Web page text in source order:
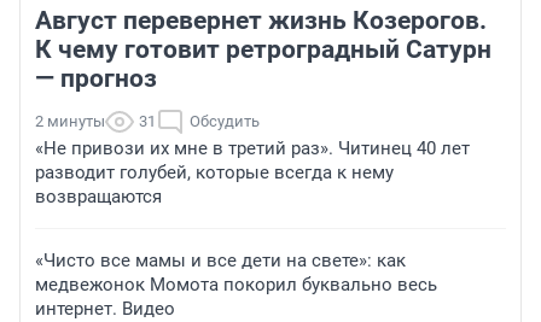
Август перевернет жизнь Козерогов.
К чему готовит ретроградный Сатурн
— прогноз
2 минуты 31 Обсудить
«Не привози их мне в третий раз». Читинец 40 лет
разводит голубей, которые всегда к нему
возвращаются
«Чисто все мамы и все дети на свете»: как
медвежонок Момота покорил буквально весь
интернет. Видео